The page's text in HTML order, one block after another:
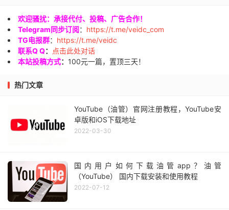
欢迎骚扰：承接代付、投稿、广告合作！
Telegram同步订阅： https://t.me/veidc_com
TG电报群： https://t.me/veidc
联系Q Q：
点击此处对话
本站投稿方式： 100元一篇，置顶三天！
热门文章
YouTube（油管）官网注册教程，YouTube安
卓版和iOS下载地址
2022-03-30
国内用户如何下载油管app？油管
（YouTube） 国内下载安装和使用教程
2022-07-12